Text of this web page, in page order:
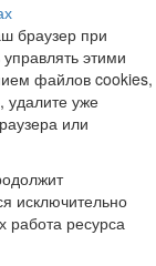
браузер при
этими
файлов cookies,
удалите уже
или
исключительно
работа ресурса